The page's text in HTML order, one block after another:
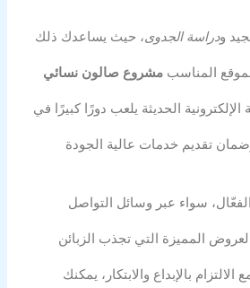
ودراسة الجدوى، حيث يساعدك ذلك
المناسب مشروع صالون نسائي
الحديثة يلعب دورًا كبيرًا في
الفعّال، سواء عبر وسائل التواصل
المميزة التي تجذب الزبائن
الالتزام بالإبداع والابتكار، يمكنك